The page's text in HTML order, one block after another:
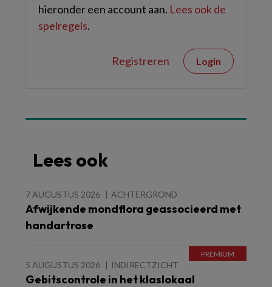
hieronder een account aan. Lees ook de
spelregels.
Registreren Login
Lees ook
7 AUGUSTUS 2026 ACHTERGROND
Afwijkende mondflora geassocieerd met
handartrose
5 AUGUSTUS 2026 INDIRECTZICHT
Gebitscontrole in het klaslokaal